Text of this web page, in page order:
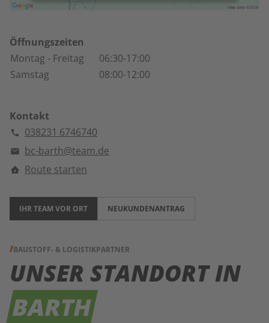
powered by
Management Platform
Öffnungszeiten
Montag - Freitag
06:30-17:00
Samstag
08:00-12:00
Kontakt
038231 6746740
bc-barth@team.de
Route starten
IHR TEAM VOR ORT NEUKUNDENANTRAG
BAUSTOFF- & LOGISTIKPARTNER
UNSER STANDORT IN
BARTH